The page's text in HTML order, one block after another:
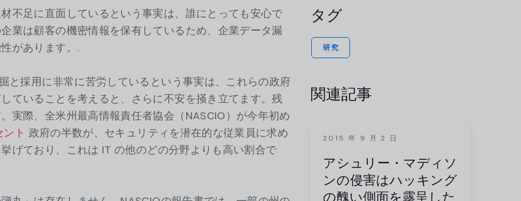
不足に直面しているという事実は、誰にとっても安心で
業は顧客の機密情報を保有しているため、企業データ漏
があります。.
と採用に非常に苦労しているという事実は、これらの政府
ていることを考えると、さらに不安を掻き立てます。残
実際、全米州最高情報責任者協会（NASCIO）が今年初め
ト 政府の半数が、セキュリティを潜在的な従業員に求め
げており、これは IT の他のどの分野よりも高い割合で
タグ
研究
関連記事
2015 年 9 月 2 日
アシュリー・マディソ
ンの侵害はハッキング
の醜い側面を露呈した